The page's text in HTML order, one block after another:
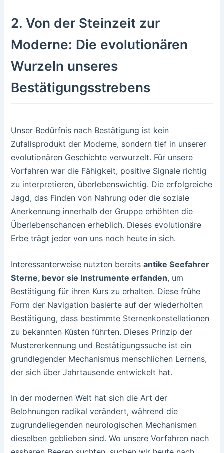
2. Von der Steinzeit zur
Moderne: Die evolutionären
Wurzeln unseres
Bestätigungsstrebens
Unser Bedürfnis nach Bestätigung ist kein
Zufallsprodukt der Moderne, sondern tief in unserer
evolutionären Geschichte verwurzelt. Für unsere
Vorfahren war die Fähigkeit, positive Signale richtig
zu interpretieren, überlebenswichtig. Die erfolgreiche
Jagd, das Finden von Nahrung oder die soziale
Anerkennung innerhalb der Gruppe erhöhten die
Überlebenschancen erheblich. Dieses evolutionäre
Erbe trägt jeder von uns noch heute in sich.
Interessanterweise nutzten bereitsantike Seefahrer
Sterne, bevor sie Instrumente erfanden, um
Bestätigung für ihren Kurs zu erhalten. Diese frühe
Form der Navigation basierte auf der wiederholten
Bestätigung, dass bestimmte Sternenkonstellationen
zu bekannten Küsten führten. Dieses Prinzip der
Mustererkennung und Bestätigungssuche ist ein
grundlegender Mechanismus menschlichen Lernens,
der sich über Jahrtausende entwickelt hat.
In der modernen Welt hat sich die Art der
Belohnungen radikal verändert, während die
zugrundeliegenden neurologischen Mechanismen
dieselben geblieben sind. Wo unsere Vorfahren nach